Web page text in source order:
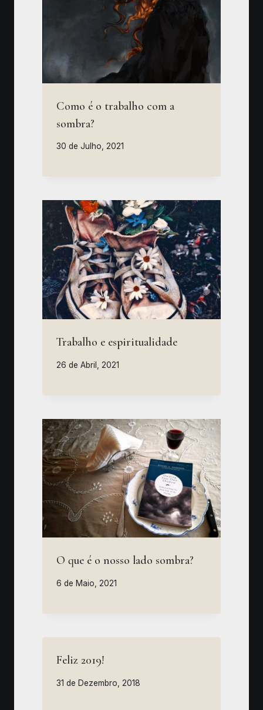
Como é o trabalho com a
sombra?
30 de Julho, 2021
Trabalho e espiritualidade
26 de Abril, 2021
O que é o nosso lado sombra?
6 de Maio, 2021
Feliz 2019!
31 de Dezembro, 2018